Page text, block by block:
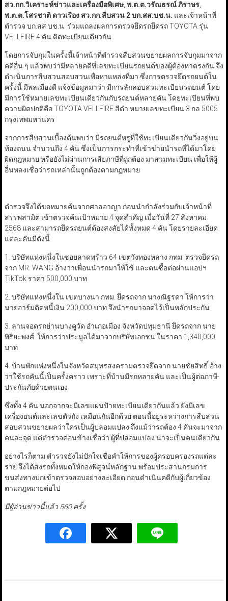
สว.กก.วิเคราะห์ข่าวและเครื่องมือพิเศษ, พ.ต.ต.วรัณธรณ์ ภิราษร,
พ.ต.ต.โสรชาติ ดาวเรือง สว.กก.สืบสวน 2บก.สส.บช.น. และเจ้าหน้าที่
ตำรวจ บก.สส.บช.น. ร่วมแถลงผลการตรวจยึดรถยึดรถ TOYOTA รุ่น
VELLFIRE 4 คัน ติดทะเบียนเดียวกัน
โดยการจับกุมในครั้งนี้เจ้าหน้าที่ตำรวจสืบสวนขยายผลการจับกุมมาจาก
คดีอื่น ๆ แล้วพบว่ามีหลายคดีที่เลขทะเบียนรถยนต์ของผู้ต้องหาตรงกัน จึง
ดำเนินการสืบสวนสอบสวนเพื่อหาแหล่งที่มา ซึ่งการตรวจยึดรถยนต์ใน
ครั้งนี้ มีพลเมืองดี แจ้งข้อมูลมาว่า มีการลักลอบสวมทะเบียนรถยนต์ โดย
มีการใช้หมายเลขทะเบียนเดียวกันกับรถยนต์หลายคัน โดยทะเบียนที่พบ
ความผิดปกติคือ TOYOTA VELLFIRE สีดำ หมายเลขทะเบียน 3 กล 5005
กรุงเทพมหานคร
จากการสืบสวนเบื้องต้นพบว่า มีรถยนต์หรูที่ใช้ทะเบียนเดียวกันวิ่งอยู่บน
ท้องถนน จำนวนถึง 4 คัน ซึ่งเป็นการกระทำที่เข้าข่ายนำรถที่ได้มาโดย
ผิดกฎหมาย หรือยังไม่ผ่านการเสียภาษีที่ถูกต้อง มาสวมทะเบียน เพื่อให้ผู้
อื่นหลงเชื่อว่ารถเหล่านั้นถูกต้องตามกฎหมาย
ตำรวจจึงได้ขอหมายค้นจากศาลอาญา ก่อนนำกำลังร่วมกับเจ้าหน้าที่
สรรพสามิต เข้าตรวจค้นเป้าหมาย 4 จุดสำคัญ เมื่อวันที่ 27 สิงหาคม
2568 และสามารถยึดรถยนต์ต้องสงสัยได้ทั้งหมด 4 คัน โดยรายละเอียด
แต่ละคันมีดังนี้
1. บริษัทแห่งหนึ่งในซอยลาดพร้าว 64 เขตวังทองหลาง กทม. ตรวจยึดรถ
จาก MR. WANG อ้างว่าเพื่อนนำรถมาให้ใช้ และตนซื้อต่อผ่านแอปฯ
TikTok ราคา 500,000 บาท
2. บริษัทแห่งหนึ่งใน เขตบางนา กทม. ยึดรถจาก นางณิฐรดา ให้การว่า
นายอาร์มติดหนี้เงิน 200,000 บาท จึงนำรถมาจอดไว้เป็นหลักประกัน
3. ลานจอดรถย่านบางคูวัด อำเภอเมือง จังหวัดปทุมธานี ยึดรถจาก นาย
พิริยะพงศ์ ให้การว่าประมูลได้มาจากบริษัทเอกชน ในราคา 1,340,000
บาท
4. บ้านพักแห่งหนึ่งในจังหวัดสมุทรสงครามตรวจยึดจาก นายชัยสิทธิ์ อ้าง
ว่าใช้รถคันนี้เป็นครั้งคราว เพราะที่บ้านมีรถหลายคัน และเป็นผู้ต่อภาษี-
ประกันภัยด้วยตนเอง
ซึ่งทั้ง 4 คัน นอกจากจะมีเลขแผ่นป้ายทะเบียนเดียวกันแล้ว ยังมีเลข
เครื่องยนต์และเลขตัวถัง เหมือนกันอีกด้วย ตอนนี้อยู่ระหว่างการสืบสวน
สอบสวนขยายผลว่าใครเป็นผู้ปลอมแปลง ถึงแม้ว่ารถต้อง 4 คันจะมาจาก
คนละจุด แต่ตำรวจค่อนข้างเชื่อว่า ผู้ที่ปลอมแปลง น่าจะเป็นคนเดียวกัน
อย่างไรก็ตาม ตำรวจยังไม่ปักใจเชื่อคำให้การของผู้ครอบครองรถแต่ละ
ราย จึงได้ส่งรถทั้งหมดให้กองพิสูจน์หลักฐาน พร้อมประสานกรมการ
ขนส่งทางบกเข้าตรวจสอบอย่างละเอียด ก่อนดำเนินคดีกับผู้เกี่ยวข้อง
ตามกฎหมายต่อไป
มีผู้อ่านข่าวนี้แล้ว 560 ครั้ง